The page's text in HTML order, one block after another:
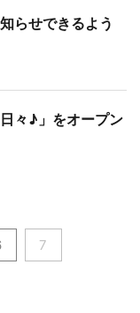
らせできるよう
々♪」をオープン
7